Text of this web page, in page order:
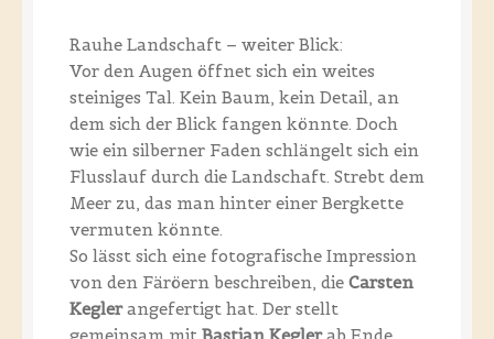
Rauhe Landschaft – weiter Blick:
Vor den Augen öffnet sich ein weites
steiniges Tal. Kein Baum, kein Detail, an
dem sich der Blick fangen könnte. Doch
wie ein silberner Faden schlängelt sich ein
Flusslauf durch die Landschaft. Strebt dem
Meer zu, das man hinter einer Bergkette
vermuten könnte.
So lässt sich eine fotografische Impression
von den Färöern beschreiben, die Carsten
Keglerangefertigt hat. Der stellt
gemeinsam mit Bastian Keglerab Ende